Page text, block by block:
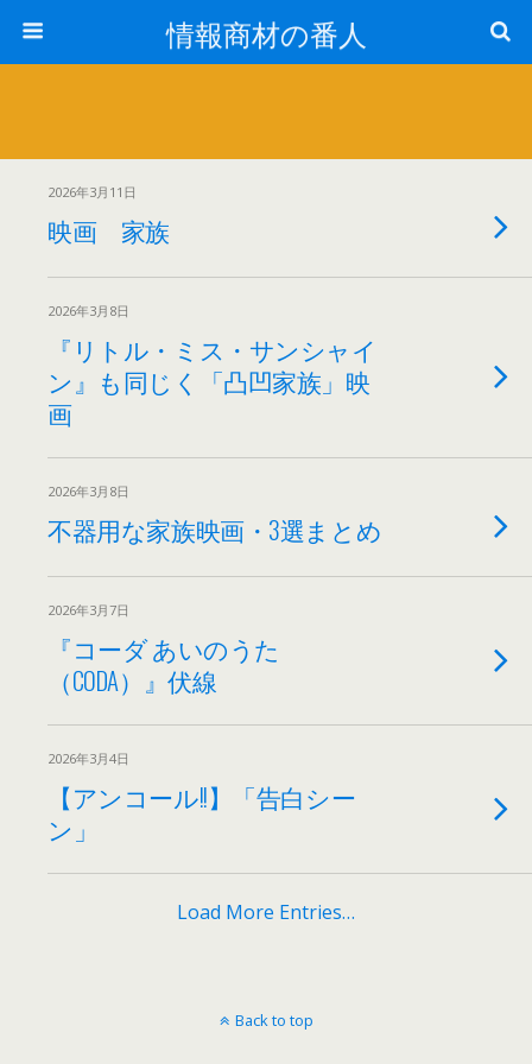
情報商材の番人
2026年3月11日
映画 家族
2026年3月8日
『リトル・ミス・サンシャイ
ン』も同じく「凸凹家族」映
画
2026年3月8日
不器用な家族映画・3選まとめ
2026年3月7日
『コーダ あいのうた
（CODA）』伏線
2026年3月4日
【アンコール!!】「告白シー
ン」
Load More Entries…
Back to top